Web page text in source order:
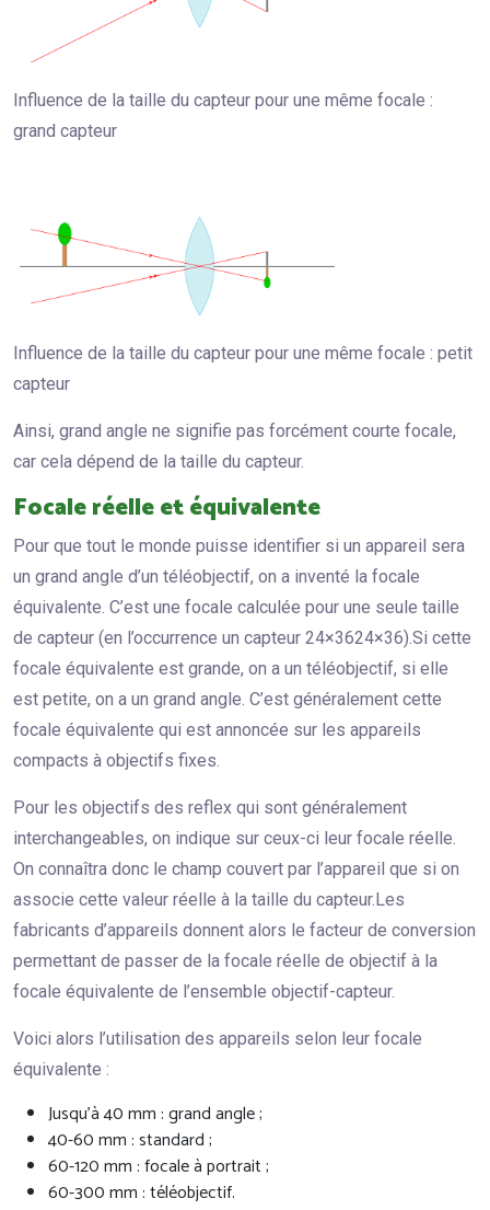
Influence de la taille du capteur pour une même focale :
grand capteur
Influence de la taille du capteur pour une même focale : petit
capteur
Ainsi, grand angle ne signifie pas forcément courte focale,
car cela dépend de la taille du capteur.
Focale réelle et équivalente
Pour que tout le monde puisse identifier si un appareil sera
un grand angle d’un téléobjectif, on a inventé la focale
équivalente. C’est une focale calculée pour une seule taille
de capteur (en l’occurrence un capteur 24×3624×36).Si cette
focale équivalente est grande, on a un téléobjectif, si elle
est petite, on a un grand angle. C’est généralement cette
focale équivalente qui est annoncée sur les appareils
compacts à objectifs fixes.
Pour les objectifs des reflex qui sont généralement
interchangeables, on indique sur ceux-ci leur focale réelle.
On connaîtra donc le champ couvert par l’appareil que si on
associe cette valeur réelle à la taille du capteur.Les
fabricants d’appareils donnent alors le facteur de conversion
permettant de passer de la focale réelle de objectif à la
focale équivalente de l’ensemble objectif-capteur.
Voici alors l’utilisation des appareils selon leur focale
équivalente :
Jusqu’à 40 mm : grand angle ;
40-60 mm : standard ;
60-120 mm : focale à portrait ;
60-300 mm : téléobjectif.